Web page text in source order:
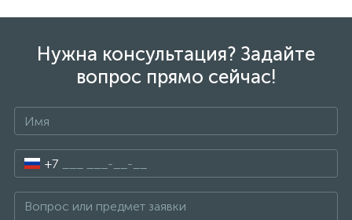
Нужна консультация? Задайте
вопрос прямо сейчас!
+7